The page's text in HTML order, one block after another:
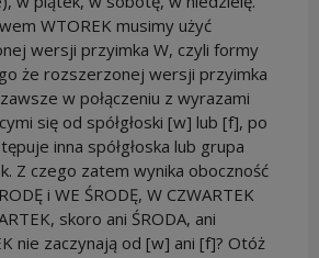
WTOREK musimy użyć
wersji przyimka W, czyli formy
że rozszerzonej wersji przyimka
w połączeniu z wyrazami
się od spółgłoski [w] lub [f], po
inna spółgłoska lub grupa
Z czego zatem wynika oboczność
i WE ŚRODĘ, W CZWARTEK
skoro ani ŚRODA, ani
nie zaczynają od [w] ani [f]? Otóż